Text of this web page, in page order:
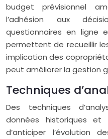
budget prévisionnel
l’adhésion aux
questionnaires en ligne
permettent de recueillir
implication des
peut améliorer la gestion
Techniques
Des techniques
données historiques et
d’anticiper l’évolution